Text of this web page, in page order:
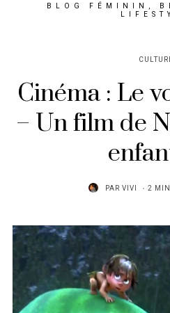
BLOG FÉMININ,
Cinéma : Le
– Un film de
PAR VIVI 2